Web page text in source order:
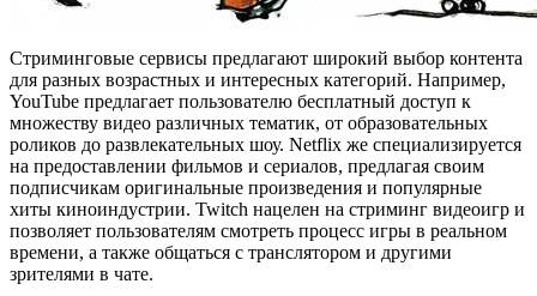
Стриминговые сервисы предлагают широкий выбор контента
для разных возрастных и интересных категорий. Например,
YouTube предлагает пользователю бесплатный доступ к
множеству видео различных тематик, от образовательных
роликов до развлекательных шоу. Netflix же специализируется
на предоставлении фильмов и сериалов, предлагая своим
подписчикам оригинальные произведения и популярные
хиты киноиндустрии. Twitch нацелен на стриминг видеоигр и
позволяет пользователям смотреть процесс игры в реальном
времени, а также общаться с транслятором и другими
зрителями в чате.